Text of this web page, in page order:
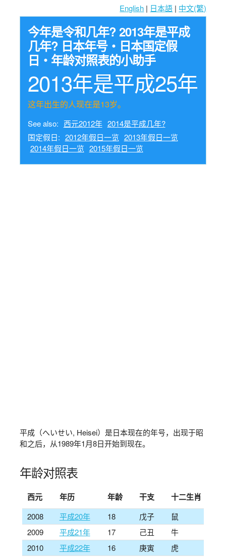
English | 日本語 | 中文(繁)
今年是令和几年? 2013年是平成
几年? 日本年号・日本国定假
日・年龄对照表的小助手
2013年是平成25年
这年出生的人现在是13岁。
See also: 西元2012年 2014是平成几年?
国定假日: 2012年假日一览 2013年假日一览
2014年假日一览 2015年假日一览
平成（へいせい, Heisei）是日本现在的年号，出现于昭
和之后，从1989年1月8日开始到现在。
年龄对照表
西元 年历 年龄 干支 十二生肖
2008 平成20年 18 戊子
鼠
2009
平成21年 17 己丑
牛
2010
平成22年 16 庚寅
虎